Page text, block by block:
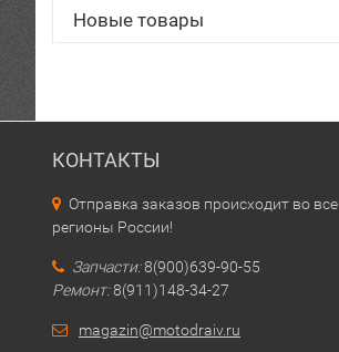
Новые товары
КОНТАКТЫ
Отправка заказов происходит во все
регионы России!
Запчасти:8(900)639-90-55
Ремонт:8(911)148-34-27
magazin@motodraiv.ru